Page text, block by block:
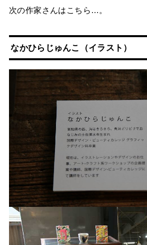
次の作家さんはこちら…。
なかひらじゅんこ （イラスト）